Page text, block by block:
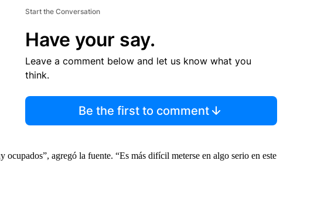
Start the Conversation
Have your say.
Leave a comment below and let us know what you
think.
Be the first to comment
ocupados”, agregó la fuente. “Es más difícil meterse en algo serio en este